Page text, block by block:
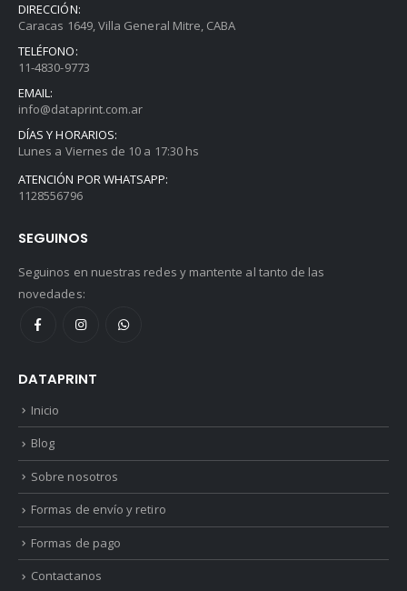
DIRECCIÓN:
Caracas 1649, Villa General Mitre, CABA
TELÉFONO:
11-4830-9773
EMAIL:
info@dataprint.com.ar
DÍAS Y HORARIOS:
Lunes a Viernes de 10 a 17:30 hs
ATENCIÓN POR WHATSAPP:
1128556796
SEGUINOS
Seguinos en nuestras redes y mantente al tanto de las
novedades:
DATAPRINT
Inicio
Blog
Sobre nosotros
Formas de envío y retiro
Formas de pago
Contactanos